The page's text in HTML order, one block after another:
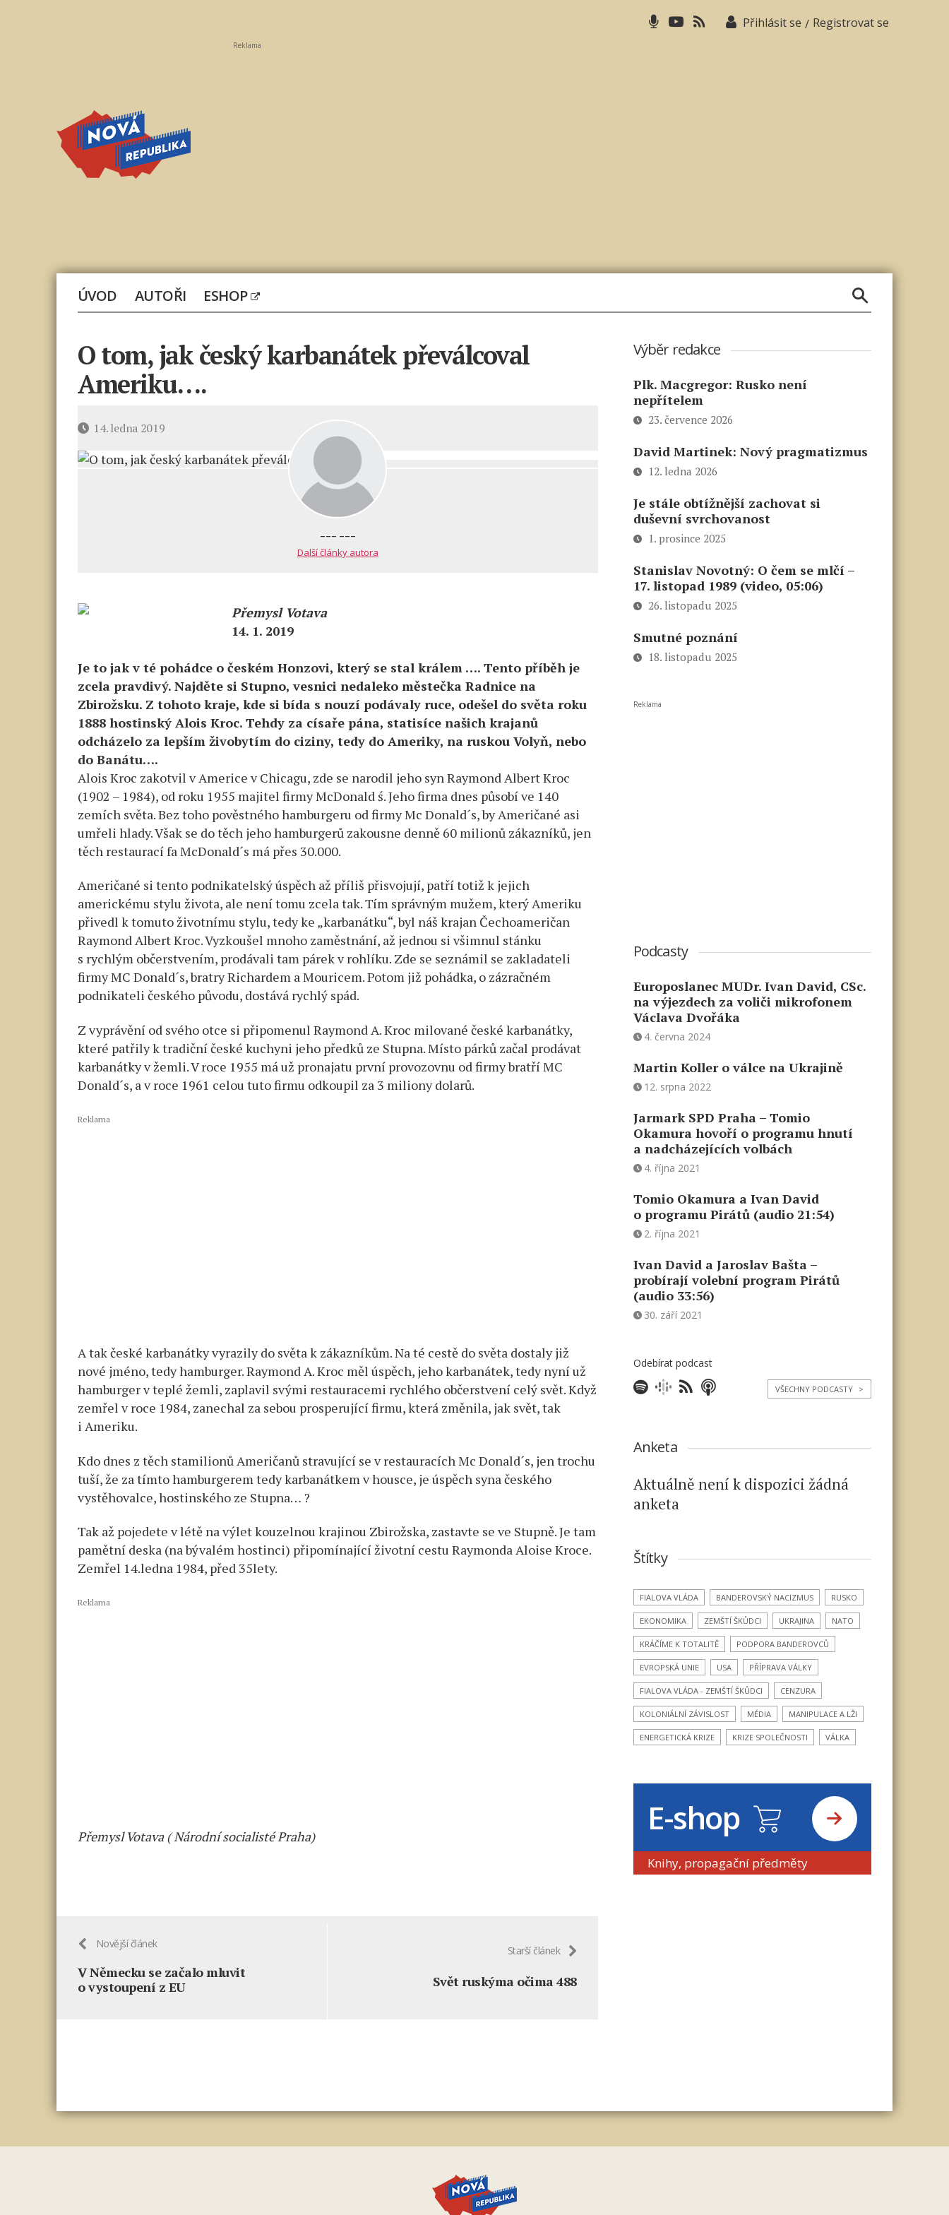
Přihlásit se / Registrovat se
Reklama
ÚVOD AUTOŘI ESHOP
O tom, jak český karbanátek převálcoval
Ameriku….
Datum14. ledna 2019
--- ---
Další články autora
Přemysl Votava
14. 1. 2019
Je to jak v té pohádce o českém Honzovi, který se stal králem …. Tento příběh je
zcela pravdivý. Najděte si Stupno, vesnici nedaleko městečka Radnice na
Zbirožsku. Z tohoto kraje, kde si bída s nouzí podávaly ruce, odešel do světa roku
1888 hostinský Alois Kroc. Tehdy za císaře pána, statisíce našich krajanů
odcházelo za lepším živobytím do ciziny, tedy do Ameriky, na ruskou Volyň, nebo
do Banátu….
Alois Kroc zakotvil v Americe v Chicagu, zde se narodil jeho syn Raymond Albert Kroc
(1902 – 1984), od roku 1955 majitel firmy McDonald ś. Jeho firma dnes působí ve 140
zemích světa. Bez toho pověstného hamburgeru od firmy Mc Donald´s, by Američané asi
umřeli hlady. Však se do těch jeho hamburgerů zakousne denně 60 milionů zákazníků, jen
těch restaurací fa McDonald´s má přes 30.000.
Američané si tento podnikatelský úspěch až příliš přisvojují, patří totiž k jejich
americkému stylu života, ale není tomu zcela tak. Tím správným mužem, který Ameriku
přivedl k tomuto životnímu stylu, tedy ke „karbanátku“, byl náš krajan Čechoameričan
Raymond Albert Kroc. Vyzkoušel mnoho zaměstnání, až jednou si všimnul stánku
s rychlým občerstvením, prodávali tam párek v rohlíku. Zde se seznámil se zakladateli
firmy MC Donald´s, bratry Richardem a Mouricem. Potom již pohádka, o zázračném
podnikateli českého původu, dostává rychlý spád.
Z vyprávění od svého otce si připomenul Raymond A. Kroc milované české karbanátky,
které patřily k tradiční české kuchyni jeho předků ze Stupna. Místo párků začal prodávat
karbanátky v žemli. V roce 1955 má už pronajatu první provozovnu od firmy bratří MC
Donald´s, a v roce 1961 celou tuto firmu odkoupil za 3 miliony dolarů.
Reklama
A tak české karbanátky vyrazily do světa k zákazníkům. Na té cestě do světa dostaly již
nové jméno, tedy hamburger. Raymond A. Kroc měl úspěch, jeho karbanátek, tedy nyní už
hamburger v teplé žemli, zaplavil svými restauracemi rychlého občerstvení celý svět. Když
zemřel v roce 1984, zanechal za sebou prosperující firmu, která změnila, jak svět, tak
i Ameriku.
Kdo dnes z těch stamilionů Američanů stravující se v restauracích Mc Donald´s, jen trochu
tuší, že za tímto hamburgerem tedy karbanátkem v housce, je úspěch syna českého
vystěhovalce, hostinského ze Stupna… ?
Tak až pojedete v létě na výlet kouzelnou krajinou Zbirožska, zastavte se ve Stupně. Je tam
pamětní deska (na bývalém hostinci) připomínající životní cestu Raymonda Aloise Kroce.
Zemřel 14.ledna 1984, před 35lety.
Reklama
Přemysl Votava ( Národní socialisté Praha)
Novější článek
V Německu se začalo mluvit
o vystoupení z EU
Starší článek
Svět ruskýma očima 488
Výběr redakce
Plk. Macgregor: Rusko není
nepřítelem
23. července 2026
David Martinek: Nový pragmatizmus
12. ledna 2026
Je stále obtížnější zachovat si
duševní svrchovanost
1. prosince 2025
Stanislav Novotný: O čem se mlčí –
17. listopad 1989 (video, 05:06)
26. listopadu 2025
Smutné poznání
18. listopadu 2025
Reklama
Podcasty
Europoslanec MUDr. Ivan David, CSc.
na výjezdech za voliči mikrofonem
Václava Dvořáka
4. června 2024
Martin Koller o válce na Ukrajině
12. srpna 2022
Jarmark SPD Praha – Tomio
Okamura hovoří o programu hnutí
a nadcházejících volbách
4. října 2021
Tomio Okamura a Ivan David
o programu Pirátů (audio 21:54)
2. října 2021
Ivan David a Jaroslav Bašta –
probírají volební program Pirátů
(audio 33:56)
30. září 2021
Odebírat podcast
VŠECHNY PODCASTY >
Anketa
Aktuálně není k dispozici žádná
anketa
Štítky
FIALOVA VLÁDA BANDEROVSKÝ NACIZMUS RUSKO
EKONOMIKA ZEMŠTÍ ŠKŮDCI UKRAJINA NATO
KRÁČÍME K TOTALITĚ PODPORA BANDEROVCŮ
EVROPSKÁ UNIE USA PŘÍPRAVA VÁLKY
FIALOVA VLÁDA - ZEMŠTÍ ŠKŮDCI CENZURA
KOLONIÁLNÍ ZÁVISLOST MÉDIA MANIPULACE A LŽI
ENERGETICKÁ KRIZE KRIZE SPOLEČNOSTI VÁLKA
E-shop
Knihy, propagační předměty